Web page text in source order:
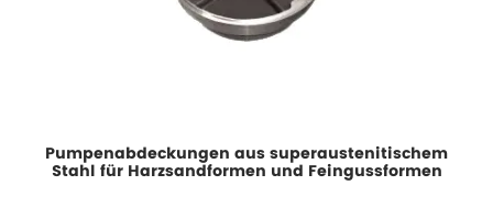
Pumpenabdeckungen aus superaustenitischem
Stahl für Harzsandformen und Feingussformen